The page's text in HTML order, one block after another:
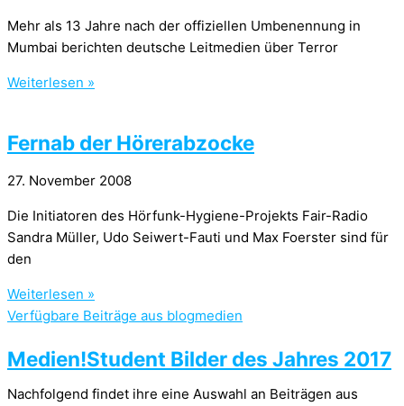
Mehr als 13 Jahre nach der offiziellen Umbenennung in
Mumbai berichten deutsche Leitmedien über Terror
Weiterlesen »
Fernab der Hörerabzocke
27. November 2008
Die Initiatoren des Hörfunk-Hygiene-Projekts Fair-Radio
Sandra Müller, Udo Seiwert-Fauti und Max Foerster sind für
den
Weiterlesen »
Verfügbare Beiträge aus blogmedien
Medien!Student Bilder des Jahres 2017
Nachfolgend findet ihre eine Auswahl an Beiträgen aus